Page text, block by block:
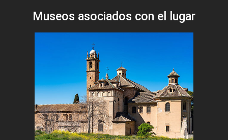
Museos asociados con el lugar